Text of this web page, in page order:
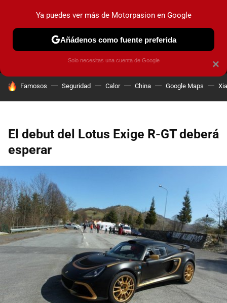
MENÚ NUEVO
COCHES ELÉCTRICOS OBSERVATORIO
HOY SE HABLA DE
Famosos Seguridad Calor China Google Maps
El debut del Lotus Exige R-GT deberá
esperar
×
Ya puedes ver más de Motorpasion en Google
Añádenos como fuente preferida
Solo necesitas una cuenta de Google